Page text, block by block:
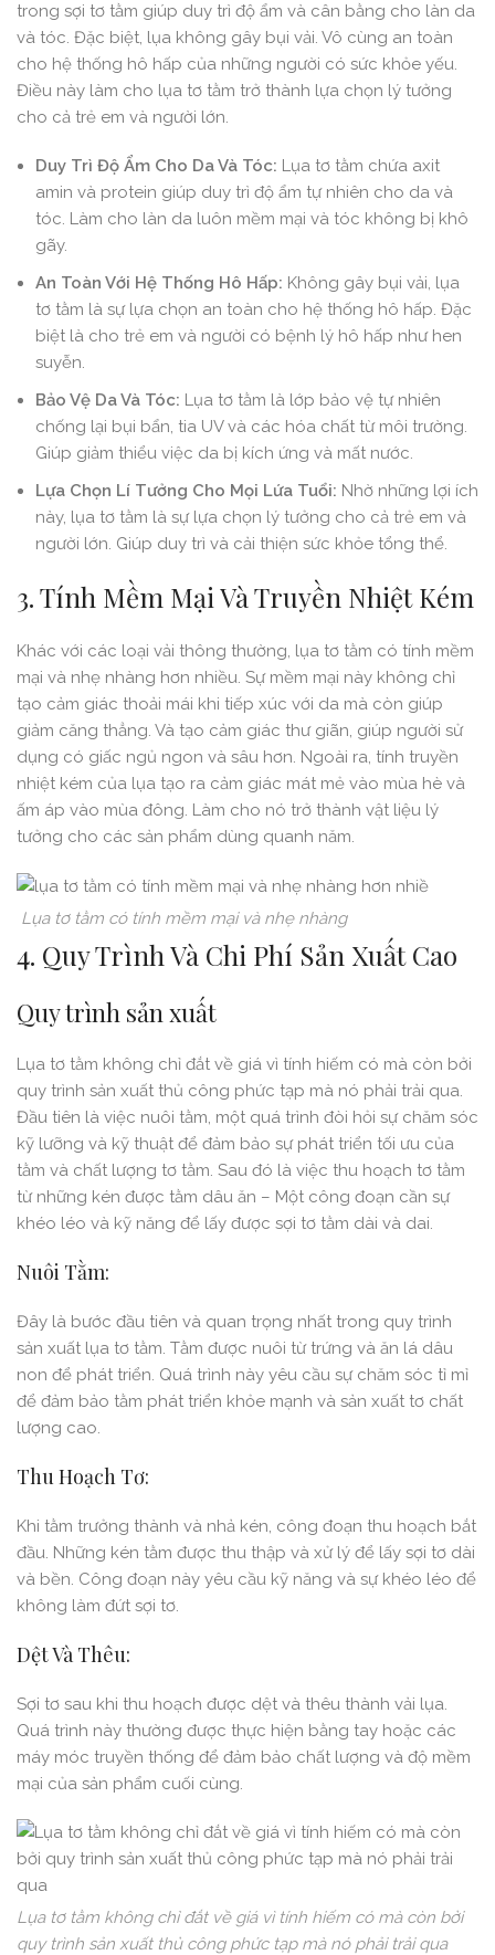
trong sợi tơ tằm giúp duy trì độ ẩm và cân bằng cho làn da
và tóc. Đặc biệt, lụa không gây bụi vải. Vô cùng an toàn
cho hệ thống hô hấp của những người có sức khỏe yếu.
Điều này làm cho lụa tơ tằm trở thành lựa chọn lý tưởng
cho cả trẻ em và người lớn.
Duy Trì Độ Ẩm Cho Da Và Tóc: Lụa tơ tằm chứa axit
amin và protein giúp duy trì độ ẩm tự nhiên cho da và
tóc. Làm cho làn da luôn mềm mại và tóc không bị khô
gãy.
An Toàn Với Hệ Thống Hô Hấp: Không gây bụi vải, lụa
tơ tằm là sự lựa chọn an toàn cho hệ thống hô hấp. Đặc
biệt là cho trẻ em và người có bệnh lý hô hấp như hen
suyễn.
Bảo Vệ Da Và Tóc: Lụa tơ tằm là lớp bảo vệ tự nhiên
chống lại bụi bẩn, tia UV và các hóa chất từ môi trường.
Giúp giảm thiểu việc da bị kích ứng và mất nước.
Lựa Chọn Lí Tưởng Cho Mọi Lứa Tuổi: Nhờ những lợi ích
này, lụa tơ tằm là sự lựa chọn lý tưởng cho cả trẻ em và
người lớn. Giúp duy trì và cải thiện sức khỏe tổng thể.
3. Tính Mềm Mại Và Truyền Nhiệt Kém
Khác với các loại vải thông thường, lụa tơ tằm có tính mềm
mại và nhẹ nhàng hơn nhiều. Sự mềm mại này không chỉ
tạo cảm giác thoải mái khi tiếp xúc với da mà còn giúp
giảm căng thẳng. Và tạo cảm giác thư giãn, giúp người sử
dụng có giấc ngủ ngon và sâu hơn. Ngoài ra, tính truyền
nhiệt kém của lụa tạo ra cảm giác mát mẻ vào mùa hè và
ấm áp vào mùa đông. Làm cho nó trở thành vật liệu lý
tưởng cho các sản phẩm dùng quanh năm.
Lụa tơ tằm có tính mềm mại và nhẹ nhàng
4. Quy Trình Và Chi Phí Sản Xuất Cao
Quy trình sản xuất
Lụa tơ tằm không chỉ đắt về giá vì tính hiếm có mà còn bởi
quy trình sản xuất thủ công phức tạp mà nó phải trải qua.
Đầu tiên là việc nuôi tằm, một quá trình đòi hỏi sự chăm sóc
kỹ lưỡng và kỹ thuật để đảm bảo sự phát triển tối ưu của
tằm và chất lượng tơ tằm. Sau đó là việc thu hoạch tơ tằm
từ những kén được tằm dâu ăn – Một công đoạn cần sự
khéo léo và kỹ năng để lấy được sợi tơ tằm dài và dai.
Nuôi Tằm:
Đây là bước đầu tiên và quan trọng nhất trong quy trình
sản xuất lụa tơ tằm. Tằm được nuôi từ trứng và ăn lá dâu
non để phát triển. Quá trình này yêu cầu sự chăm sóc tỉ mỉ
để đảm bảo tằm phát triển khỏe mạnh và sản xuất tơ chất
lượng cao.
Thu Hoạch Tơ:
Khi tằm trưởng thành và nhả kén, công đoạn thu hoạch bắt
đầu. Những kén tằm được thu thập và xử lý để lấy sợi tơ dài
và bền. Công đoạn này yêu cầu kỹ năng và sự khéo léo để
không làm đứt sợi tơ.
Dệt Và Thêu:
Sợi tơ sau khi thu hoạch được dệt và thêu thành vải lụa.
Quá trình này thường được thực hiện bằng tay hoặc các
máy móc truyền thống để đảm bảo chất lượng và độ mềm
mại của sản phẩm cuối cùng.
Lụa tơ tằm không chỉ đắt về giá vì tính hiếm có mà còn bởi
quy trình sản xuất thủ công phức tạp mà nó phải trải qua